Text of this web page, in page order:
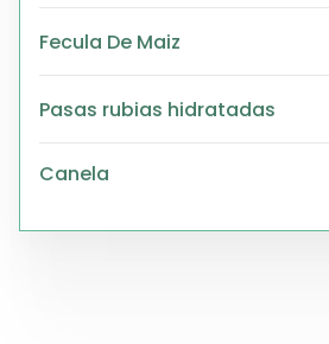
Fecula De Maiz
Pasas rubias hidratadas
Canela